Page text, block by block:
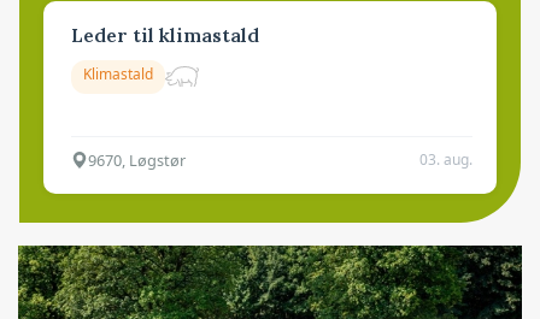
Leder til klimastald
Klimastald
9670, Løgstør 03. aug.